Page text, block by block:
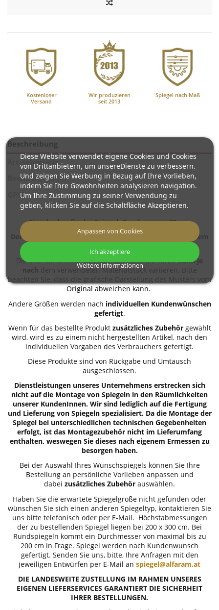
Kostenloser
Versand
Wir produzieren
seit 2013
Spiegel nach Maß
Beschreibung
Artikeldetails
Bewertungen (0)
GPSR
Standardmaße der Spiegel: Durchmesser 70 cm.
Der Spiegel verfügt über einen Rahmen aus marmoriertem
Die Marmorstruktur des Rahmens und die Farbekann je
nach dem verwendeten Materialstück variieren. Bitte
beachten Sie, dass die grafische Darstellung des Musters vom
Original abweichen kann.
Andere Größen werden nach individuellen Kundenwünschen
gefertigt.
Wenn für das bestellte Produkt zusätzliches Zubehörgewählt
wird, wird es zu einem nicht hergestellten Artikel, nach den
individuellen Vorgaben des Verbrauchers gefertigt.
Diese Produkte sind von Rückgabe und Umtausch
ausgeschlossen.
Dienstleistungen unseres Unternehmens erstrecken sich
nicht auf die Montage von Spiegeln in den Räumlichkeiten
unserer KundenInnen. Wir sind lediglich auf die Fertigung
und Lieferung von Spiegeln spezialisiert. Da die Montage der
Spiegel bei unterschiedlichen technischen Gegebenheiten
erfolgt, ist das Montagezubehör nicht im Lieferumfang
enthalten, weswegen Sie dieses nach eigenem Ermessen zu
besorgen haben.
Bei der Auswahl Ihres Wunschspiegels können Sie Ihre
Bestellung an persönliche Vorlieben anpassen und
dabei zusätzliches Zubehör auswählen.
Haben Sie die erwartete Spiegelgröße nicht gefunden oder
wünschen Sie sich einen anderen Spiegeltyp, kontaktieren Sie
uns bitte telefonisch oder per E-Mail. Höchstabmessungen
der zu bestellenden Spiegel liegen bei 200 x 300 cm. Bei
Rundspiegeln kommt ein Durchmesser von maximal bis zu
200 cm in Frage. Spiegel werden nach Kundenwunsch
gefertigt. Senden Sie uns, bitte, Ihre Anfragen mit den
jeweiligen Entwürfen per E-Mail an spiegel@alfaram.at
DIE LANDESWEITE ZUSTELLUNG IM RAHMEN UNSERES
EIGENEN LIEFERSERVICES GARANTIERT DIE SICHERHEIT
IHRER BESTELLUNGEN.
Diese Website verwendet eigene Cookies und Cookies
von Drittanbietern, um unsereDienste zu verbessern.
Und zeigen Sie Werbung in Bezug auf Ihre Vorlieben,
indem Sie Ihre Gewohnheiten analysieren navigation.
Um Ihre Zustimmung zu seiner Verwendung zu
geben, klicken Sie auf die Schaltfläche Akzeptieren.
Weitere Informationen
Anpassen von Cookies
Ich akzeptiere